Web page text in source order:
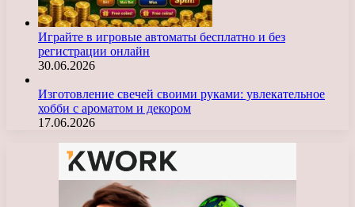
Играйте в игровые автоматы бесплатно и без
регистрации онлайн
30.06.2026
Изготовление свечей своими руками: увлекательное
хобби с ароматом и декором
17.06.2026